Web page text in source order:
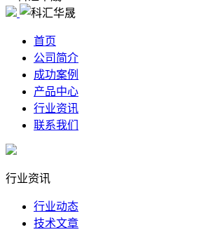
首页
公司简介
成功案例
产品中心
行业资讯
联系我们
行业资讯
行业动态
技术文章